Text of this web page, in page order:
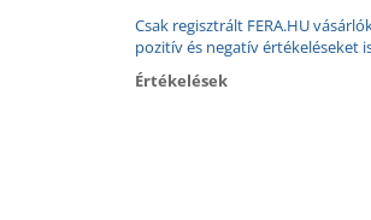
Csak regisztrált FERA.HU
pozitív és negatív értékeléseket
Értékelések